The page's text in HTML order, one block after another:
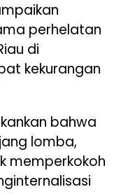
perhelatan
di
kekurangan
bahwa
lomba,
memperkokoh